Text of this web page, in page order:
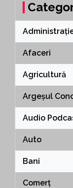
Afaceri
Agricultură
Argeșul
Audio
Auto
Bani
Comerț